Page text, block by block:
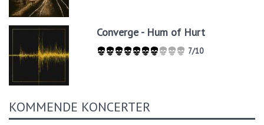
Converge - Hum of Hurt
7/10
KOMMENDE KONCERTER